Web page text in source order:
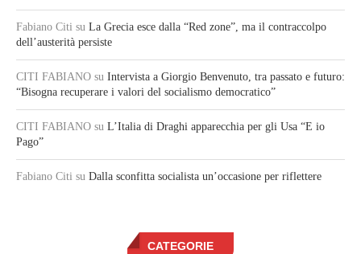
Fabiano Citi su La Grecia esce dalla “Red zone”, ma il contraccolpo
dell’austerità persiste
CITI FABIANO su Intervista a Giorgio Benvenuto, tra passato e futuro:
“Bisogna recuperare i valori del socialismo democratico”
CITI FABIANO su L’Italia di Draghi apparecchia per gli Usa “E io
Pago”
Fabiano Citi su Dalla sconfitta socialista un’occasione per riflettere
CATEGORIE